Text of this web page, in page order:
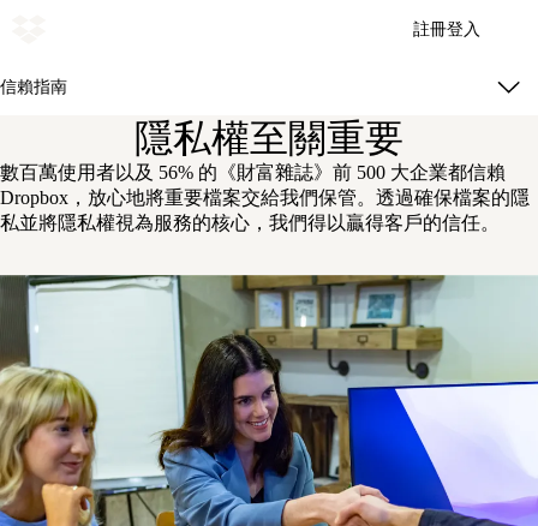
註冊登入
信賴指南
隱私權至關重要
數百萬使用者以及 56% 的《財富雜誌》前 500 大企業都信賴
Dropbox，放心地將重要檔案交給我們保管。透過確保檔案的隱
私並將隱私權視為服務的核心，我們得以贏得客戶的信任。